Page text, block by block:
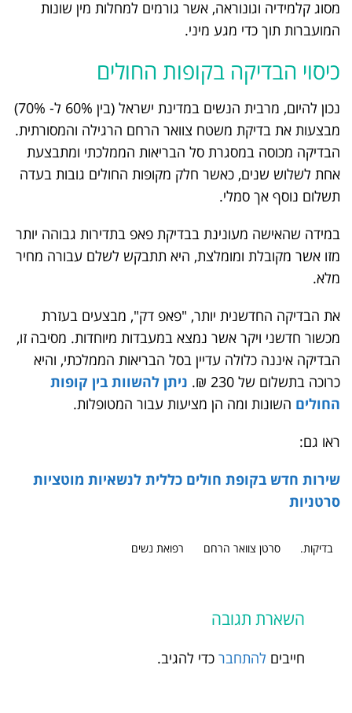
מסוג קלמידיה וגונוראה, אשר גורמים למחלות מין שונות
המועברות תוך כדי מגע מיני.
כיסוי הבדיקה בקופות החולים
נכון להיום, מרבית הנשים במדינת ישראל (בין 60% ל- 70%)
מבצעות את בדיקת משטח צוואר הרחם הרגילה והמסורתית.
הבדיקה מכוסה במסגרת סל הבריאות הממלכתי ומתבצעת
אחת לשלוש שנים, כאשר חלק מקופות החולים גובות בעדה
תשלום נוסף אך סמלי.
במידה שהאישה מעונינת בבדיקת פאפ בתדירות גבוהה יותר
מזו אשר מקובלת ומומלצת, היא תתבקש לשלם עבורה מחיר
מלא.
את הבדיקה החדשנית יותר, "פאפ דק", מבצעים בעזרת
מכשור חדשני ויקר אשר נמצא במעבדות מיוחדות. מסיבה זו,
הבדיקה איננה כלולה עדיין בסל הבריאות הממלכתי, והיא
כרוכה בתשלום של 230 ₪.
ניתן להשוות בין קופות
החולים השונות ומה הן מציעות עבור המטופלות.
ראו גם:
שירות חדש בקופת חולים כללית לנשאיות מוטציות
סרטניות
בדיקות. סרטן צוואר הרחם רפואת נשים
השארת תגובה
חייבים להתחבר כדי להגיב.